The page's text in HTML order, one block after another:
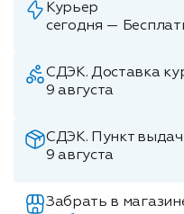
Курьер
сегодня —
СДЭК. Доставка
9 августа
СДЭК. Пункт
9 августа
Забрать в